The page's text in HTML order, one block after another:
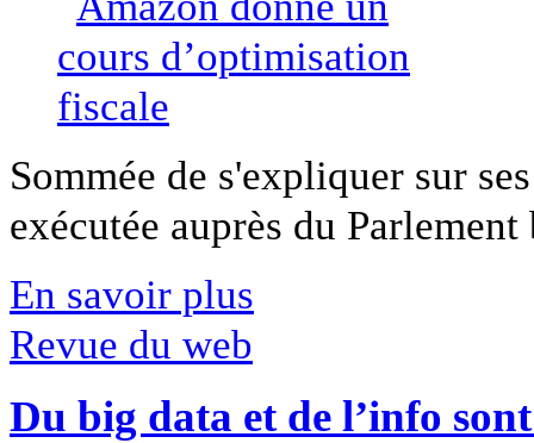
Sommée de s'expliquer sur
exécutée auprès du
En savoir plus
Revue du web
Du big data et de l’info